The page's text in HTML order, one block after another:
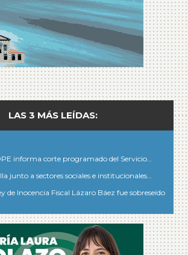
LAS 3 MÁS LEÍDAS:
informa corte programado del Servicio…
junto a sectores sociales e institucionales…
de Inocencia Fiscal Lázaro Báez fue sobreseído